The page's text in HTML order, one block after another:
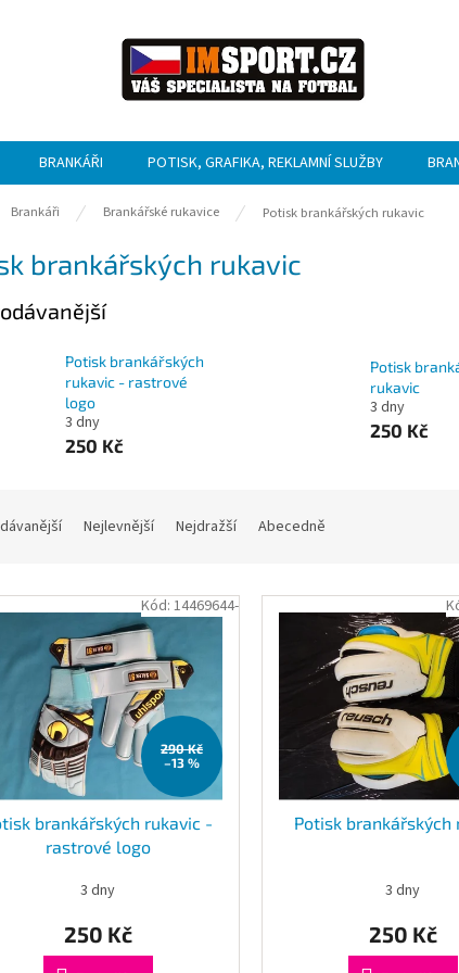
BRANKÁŘI POTISK, GRAFIKA, REKLAMNÍ SLUŽBY
Brankáři Brankářské rukavice Potisk brankářských rukavic
brankářských rukavic
Potisk brankářských
rukavic - rastrové
logo
3 dny
250 Kč
Potisk
rukavic
3 dny
250 Kč
Nejlevnější Nejdražší Abecedně
290 Kč
–13 %
brankářských rukavic -
rastrové logo
3 dny
250 Kč
Kód: 14469644-
Potisk brankářských
3 dny
250 Kč